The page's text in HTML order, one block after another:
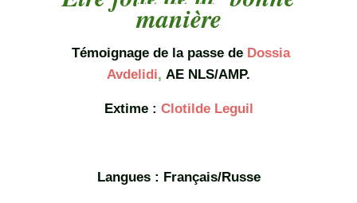
manière
Témoignage de la passede Dossia
Avdelidi, AE NLS/AMP.
Extime : Clotilde Leguil
Langues : Français/Russe